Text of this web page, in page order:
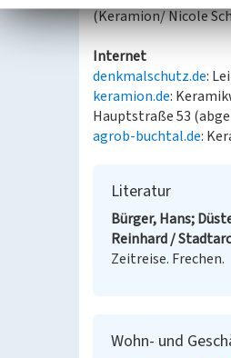
(Keramion/ Nicole
Internet
denkmalschutz.de:
keramion.de:
Hauptstraße 53
agrob-buchtal.de:
Literatur
Bürger, Hans;
Reinhard /
Zeitreise. Frechen.
Wohn- und